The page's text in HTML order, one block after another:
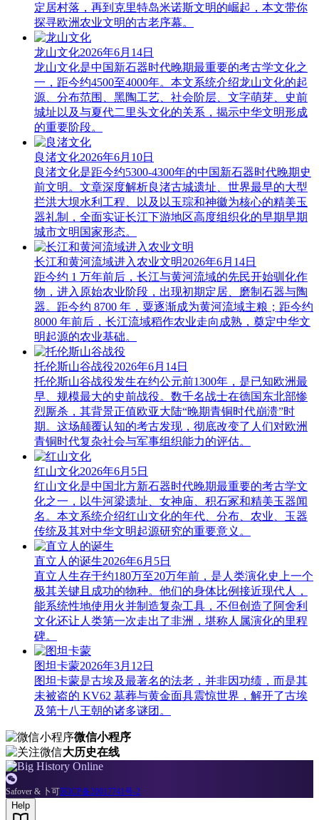
定居村落，再到克里特岛米诺斯文明的崛起，本文带你
探寻欧洲农业文明的古老序幕。
龙山文化2026年6月14日
龙山文化是中国新石器时代晚期最重要的考古学文化之
一，距今约4500至4000年。本文系统介绍龙山文化的起
源、分布范围、黑陶工艺、社会阶层、文字萌芽、史前
城址以及与夏代二里头文化的关系，揭示中华文明形成
的重要阶段。
良渚文化2026年6月10日
良渚文化是距今约5300-4300年的中国新石器时代晚期史
前文明。文章深度解析良渚古城遗址、世界最早的大型
拦洪大坝水利工程、以及以玉琮和神徽为核心的精美玉
器礼制，全面实证长江下游地区高度组织化的早期早期
城市文明国家形态。
长江和黄河流域进入农业文明2026年6月14日
距今约 1 万年前后，长江与黄河流域的先民开始驯化作
物，进入原始农业阶段，出现初期定居、磨制石器与陶
器。距今约 8700 年，粟逐渐成为黄河流域主粮；距今约
8000 年前后，长江流域稻作农业走向成熟，奠定中华文
明起源的农业基础。
托伦斯山谷战役2026年6月14日
托伦斯山谷战役发生在约公元前1300年，是已知欧洲最
早、规模最大的史前战役。数千名战士在德国东北部惨
烈厮杀，其背景正值欧亚大陆“晚期青铜时代崩溃”时
期。这场颠覆认知的考古发现，彻底改变了人们对欧洲
青铜时代复杂社会与军事组织能力的评估。
红山文化2026年6月5日
红山文化是中国北方新石器时代晚期最重要的考古学文
化之一，以牛河梁遗址、女神庙、积石冢和精美玉器闻
名。本文系统介绍红山文化的年代、分布、农业、玉器
传统及其对中华文明起源研究的重要意义。
直立人的诞生2026年6月5日
直立人生存于约180万至20万年前，是人类演化史上一个
极其关键且成功的物种。他们的身体比例接近现代人，
能系统性地使用火并制造复杂工具，不但创造了阿舍利
文化还让人类第一次走出了非洲，堪称人属演化的里程
碑。
图坦卡蒙2026年3月12日
图坦卡蒙是古埃及最著名的法老，并非因功绩，而是其
未被盗的 KV62 墓葬与黄金面具震惊世界，解开了古埃
及第十八王朝的诸多谜团。
微信小程序
大历史在线

Safover & 卜可苏ICP备20017741号-2
Help